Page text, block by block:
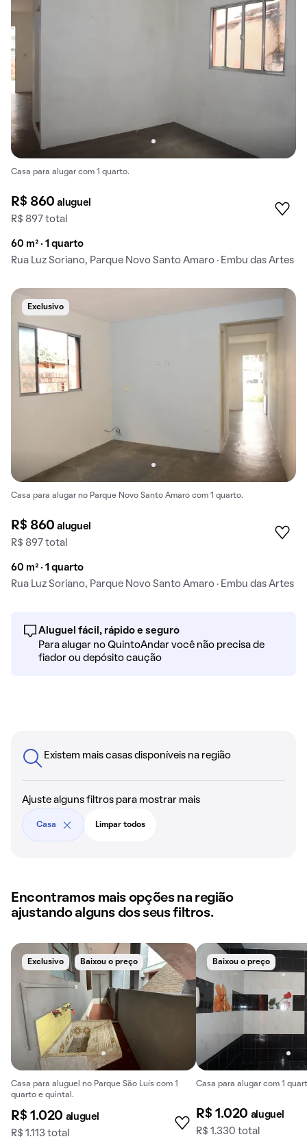
Casa para alugar com 1 quarto.
R$ 860aluguel
R$ 897 total
60 m² · 1 quarto
Rua Luz Soriano, Parque Novo Santo Amaro · Embu das Artes
Exclusivo
Casa para alugar no Parque Novo Santo Amaro com 1 quarto.
R$ 860aluguel
R$ 897 total
60 m² · 1 quarto
Rua Luz Soriano, Parque Novo Santo Amaro · Embu das Artes
Aluguel fácil, rápido e seguro
Para alugar no QuintoAndar você não precisa de
fiador ou depósito caução
Existem mais casas disponíveis na região
Ajuste alguns filtros para mostrar mais
Casa Limpar todos
Encontramos mais opções na região
ajustando alguns dos seus filtros.
Exclusivo Baixou o preço
Casa para aluguel no Parque São Luís com 1
quarto e quintal.
R$ 1.020 aluguel
R$ 1.113 total
Baixou o preço
Casa para alugar com 1
R$ 1.020 aluguel
R$ 1.330 total